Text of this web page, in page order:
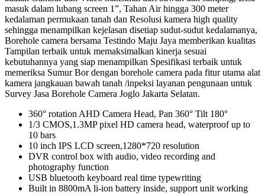
masuk dalam lubang screen 1”, Tahan Air hingga 300 meter
kedalaman permukaan tanah dan Resolusi kamera high quality
sehingga menampilkan kejelasan disetiap sudut-sudut kedalamanya,
Borehole camera bersama Testindo Maju Jaya memberikan kualitas
Tampilan terbaik untuk memaksimalkan kinerja sesuai
kebutuhannya yang siap menampilkan Spesifikasi terbaik untuk
memeriksa Sumur Bor dengan borehole camera pada fitur utama alat
kamera jangkauan bawah tanah /inpeksi layanan pengunaan untuk
Survey Jasa Borehole Camera Joglo Jakarta Selatan.
360° rotation AHD Camera Head, Pan 360° Tilt 180°
1/3 CMOS,1.3MP pixel HD camera head, waterproof up to
10 bars
10 inch IPS LCD screen,1280*720 resolution
DVR control box with audio, video recording and
photography function
USB bluetooth keyboard real time typewriting
Built in 8800mA li-ion battery inside, support unit working